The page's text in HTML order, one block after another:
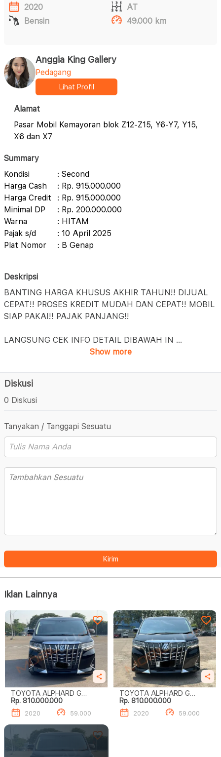
2020
AT
Bensin
49.000 km
Anggia King Gallery
Pedagang
Lihat Profil
Alamat
Pasar Mobil Kemayoran blok Z12-Z15, Y6-Y7, Y15,
X6 dan X7
Summary
Kondisi
: Second
Harga Cash
: Rp. 915.000.000
Harga Credit
: Rp. 915.000.000
Minimal DP
: Rp. 200.000.000
Warna
: HITAM
Pajak s/d
: 10 April 2025
Plat Nomor
: B Genap
Deskripsi
BANTING HARGA KHUSUS AKHIR TAHUN!! DIJUAL
CEPAT!! PROSES KREDIT MUDAH DAN CEPAT!! MOBIL
SIAP PAKAI!! PAJAK PANJANG!!
LANGSUNG CEK INFO DETAIL DIBAWAH IN ...
Show more
Diskusi
0 Diskusi
Tanyakan / Tanggapi Sesuatu
Kirim
Iklan Lainnya
TOYOTA ALPHARD G
ATPM
Rp. 810.000.000
2020 59.000
TOYOTA ALPHARD G
ATPM
Rp. 810.000.000
2020 59.000